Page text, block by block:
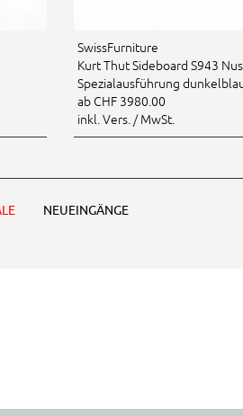
SwissFurniture
Kurt Thut Sideboard S943
Spezialausführung
ab CHF 3980.00
inkl. Vers. / MwSt.
NEUEINGÄNGE